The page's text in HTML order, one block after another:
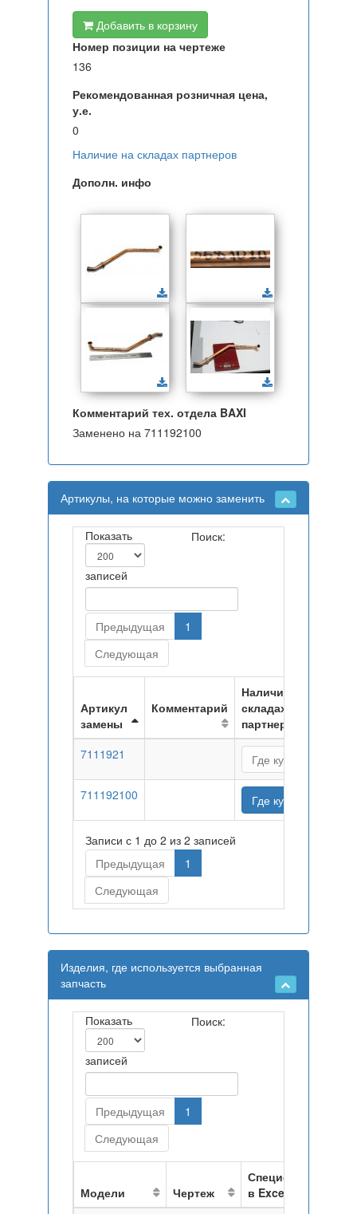
Добавить в корзину
Номер позиции на чертеже
136
Рекомендованная розничная цена,
у.е.
0
Наличие на складах партнеров
Дополн. инфо
Комментарий тех. отдела BAXI
Заменено на 711192100
Артикулы, на которые можно заменить
Показать
записей
Поиск:
Предыдущая
1
Следующая
Артикул
замены
Комментарий
Наличие на
складах
партнеров
7111921
Где купить
711192100 Где купить
Записи с 1 до 2 из 2 записей
Предыдущая
1
Следующая
Изделия, где используется выбранная
запчасть
Показать
записей
Поиск:
Предыдущая
1
Следующая
Модели Чертеж
Спецификация
в Excel